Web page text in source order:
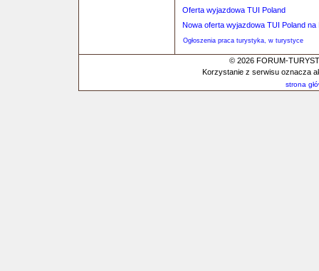
Oferta wyjazdowa TUI Poland
Nowa oferta wyjazdowa TUI Poland na
Ogłoszenia praca turystyka, w turystyce
© 2026 FORUM-
Korzystanie z serwisu oznacza
strona